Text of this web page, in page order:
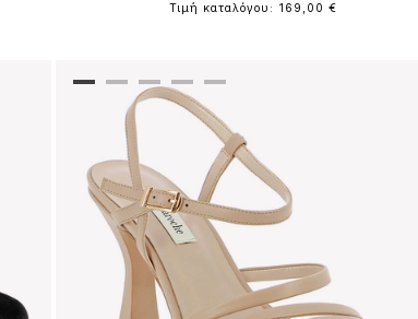
Τιμή καταλόγου: 169,00 €